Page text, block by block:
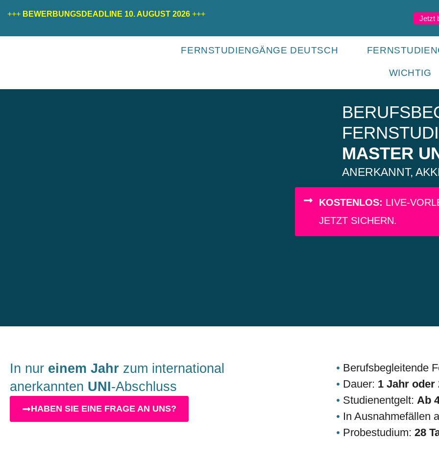
+++ BEWERBUNGSDEADLINE 10. AUGUST 2026 +++ Jetzt
FERNSTUDIENGÄNGE DEUTSCH
WICHTIG
MASTER
ANERKANNT,
KOSTENLOS: LIVE-
JETZT SICHERN.
In nur einem Jahr zum international
anerkannten UNI-Abschluss
HABEN SIE EINE FRAGE AN UNS?
Berufsbegleitende
Dauer: 1 Jahr oder
Studienentgelt: Ab
In Ausnahmefällen
Probestudium: 28